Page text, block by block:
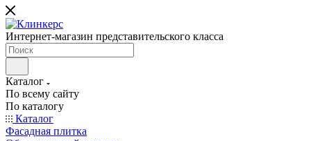
Интернет-магазин представительского класса
Каталог
По всему сайту
По каталогу
Каталог
Фасадная плитка